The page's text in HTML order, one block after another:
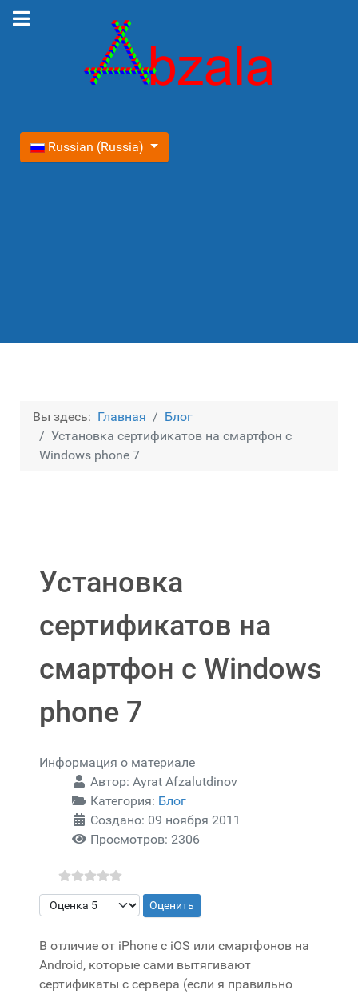
Выберите язык
Russian (Russia)
Вы здесь: Главная
Блог
Установка сертификатов на смартфон с
Windows phone 7
Установка
сертификатов на
смартфон с Windows
phone 7
Информация о материале
Автор: Ayrat Afzalutdinov
Категория: Блог
Создано: 09 ноября 2011
Просмотров: 2306
Пожалуйста, оцените
В отличие от iPhone с iOS или смартфонов на
Android, которые сами вытягивают
сертификаты с сервера (если я правильно